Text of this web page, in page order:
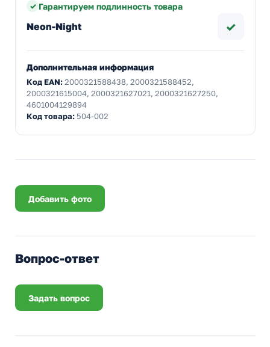
Гарантируем подлинность товара
Neon-Night ✓
Дополнительная информация
Код EAN:2000321588438, 2000321588452,
2000321615004, 2000321627021, 2000321627250,
4601004129894
Код товара: 504-002
Добавить фото
Вопрос-ответ
Задать вопрос